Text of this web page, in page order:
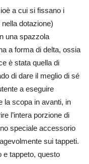
a cui si fissano i
dotazione)
una spazzola
a forma di delta, ossia
è stata quella di
di dare il meglio di sé
a eseguire
la scopa in avanti, in
l’intera porzione di
speciale accessorio
sui tappeti.
e tappeto, questo